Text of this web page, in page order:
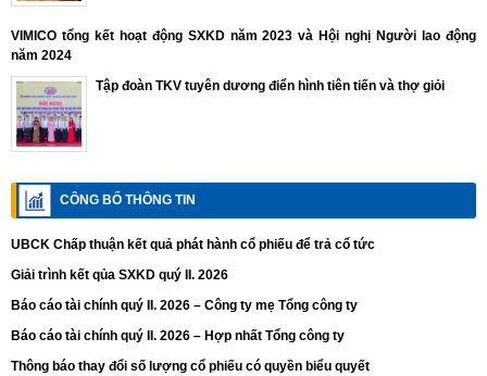
VIMICO tổng kết hoạt động SXKD năm 2023 và Hội nghị Người lao động
năm 2024
Tập đoàn TKV tuyên dương điển hình tiên tiến và thợ giỏi
CÔNG BỐ THÔNG TIN
UBCK Chấp thuận kết quả phát hành cổ phiếu để trả cổ tức
Giải trình kết qủa SXKD quý II. 2026
Báo cáo tài chính quý II. 2026 – Công ty mẹ Tổng công ty
Báo cáo tài chính quý II. 2026 – Hợp nhất Tổng công ty
Thông báo thay đổi số lượng cổ phiếu có quyền biểu quyết